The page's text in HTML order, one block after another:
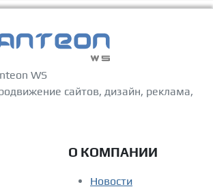
WS
сайтов, дизайн, реклама,
О КОМПАНИИ
Новости